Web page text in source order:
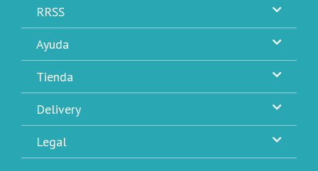
RRSS
Ayuda
Tienda
Delivery
Legal